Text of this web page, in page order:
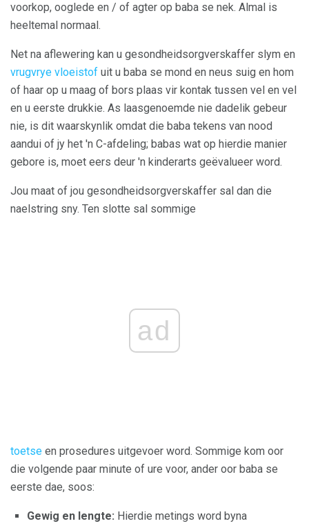
voorkop, ooglede en / of agter op baba se nek. Almal is
heeltemal normaal.
Net na aflewering kan u gesondheidsorgverskaffer slym en
vrugvrye vloeistof uit u baba se mond en neus suig en hom
of haar op u maag of bors plaas vir kontak tussen vel en vel
en u eerste drukkie. As laasgenoemde nie dadelik gebeur
nie, is dit waarskynlik omdat die baba tekens van nood
aandui of jy het 'n C-afdeling; babas wat op hierdie manier
gebore is, moet eers deur 'n kinderarts geëvalueer word.
Jou maat of jou gesondheidsorgverskaffer sal dan die
naelstring sny. Ten slotte sal sommige
ad
toetse en prosedures uitgevoer word. Sommige kom oor
die volgende paar minute of ure voor, ander oor baba se
eerste dae, soos:
Gewig en lengte: Hierdie metings word byna